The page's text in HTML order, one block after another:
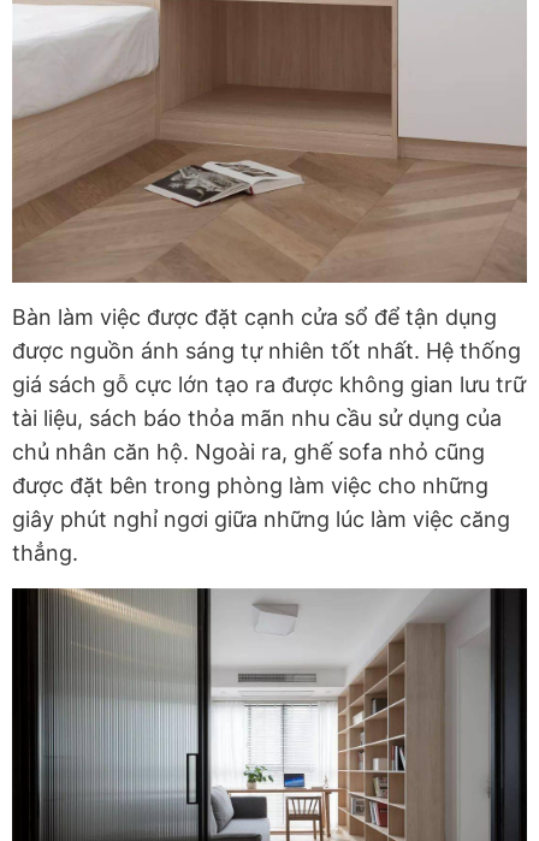
Bàn làm việc được đặt cạnh cửa sổ để tận dụng
được nguồn ánh sáng tự nhiên tốt nhất. Hệ thống
giá sách gỗ cực lớn tạo ra được không gian lưu trữ
tài liệu, sách báo thỏa mãn nhu cầu sử dụng của
chủ nhân căn hộ. Ngoài ra, ghế sofa nhỏ cũng
được đặt bên trong phòng làm việc cho những
giây phút nghỉ ngơi giữa những lúc làm việc căng
thẳng.